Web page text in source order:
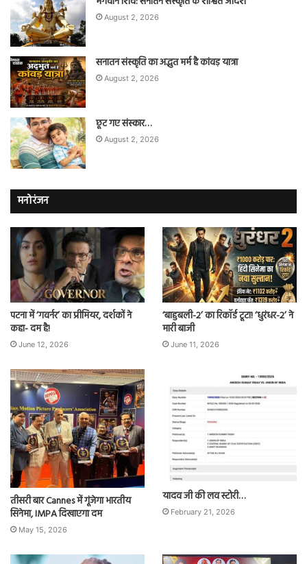
August 2, 2026
सनातन संस्कृति का अद्भुत मर्म है कांवड़ यात्रा
August 2, 2026
छूट गए संस्कार…
August 2, 2026
मनोरंजन
पटना में ‘गवर्नर’ का प्रीमियर, दर्शकों ने
कहा- दम है!
June 12, 2026
‘बाहुबली-2’ का रिकॉर्ड टूटा! ‘धुरंधर-2’ ने
मारी बाजी
June 11, 2026
तीसरी बार Cannes में गूंजेगा भारतीय
सिनेमा, IMPA दिखाएगा दम
May 15, 2026
यादव जी की लव स्टोरी…
February 21, 2026